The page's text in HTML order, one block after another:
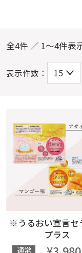
全4件 ／ 1～4件表
表示件数：
※うるおい宣言セ
プラス
通常